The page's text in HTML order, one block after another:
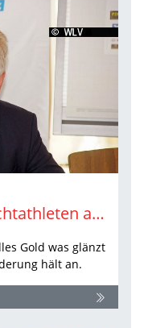
Olympia | Kessing: „Leichtathleten aus der Talsohle heraus“
Gold was glänzt
hält an.